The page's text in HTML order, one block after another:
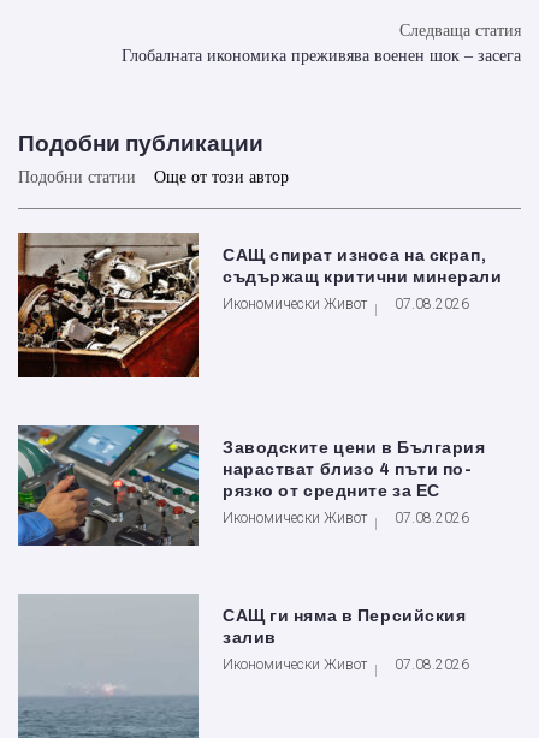
Следваща статия
Глобалната икономика преживява военен шок – засега
Подобни публикации
Подобни статии Още от този автор
САЩ спират износа на скрап,
съдържащ критични минерали
Икономически Живот 07.08.2026
Заводските цени в България
нарастват близо 4 пъти по-
рязко от средните за ЕС
Икономически Живот 07.08.2026
САЩ ги няма в Персийския
залив
Икономически Живот 07.08.2026